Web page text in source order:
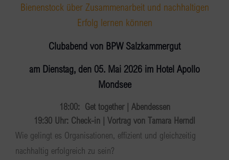
Bienenstock über Zusammenarbeit und nachhaltigen
Erfolg lernen können
Clubabend von BPW Salzkammergut
am Dienstag, den 05. Mai 2026 im Hotel Apollo
Mondsee
18:00: Get together | Abendessen
19:30 Uhr: Check-in | Vortrag von Tamara Herndl
Wie gelingt es Organisationen, effizient und gleichzeitig
nachhaltig erfolgreich zu sein?